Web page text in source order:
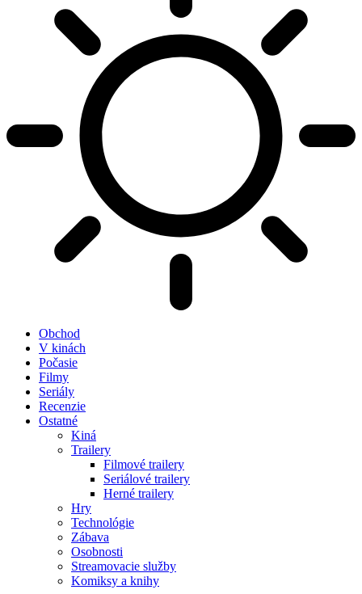
Obchod
V kinách
Počasie
Filmy
Seriály
Recenzie
Ostatné
Kiná
Trailery
Filmové trailery
Seriálové trailery
Herné trailery
Hry
Technológie
Zábava
Osobnosti
Streamovacie služby
Komiksy a knihy